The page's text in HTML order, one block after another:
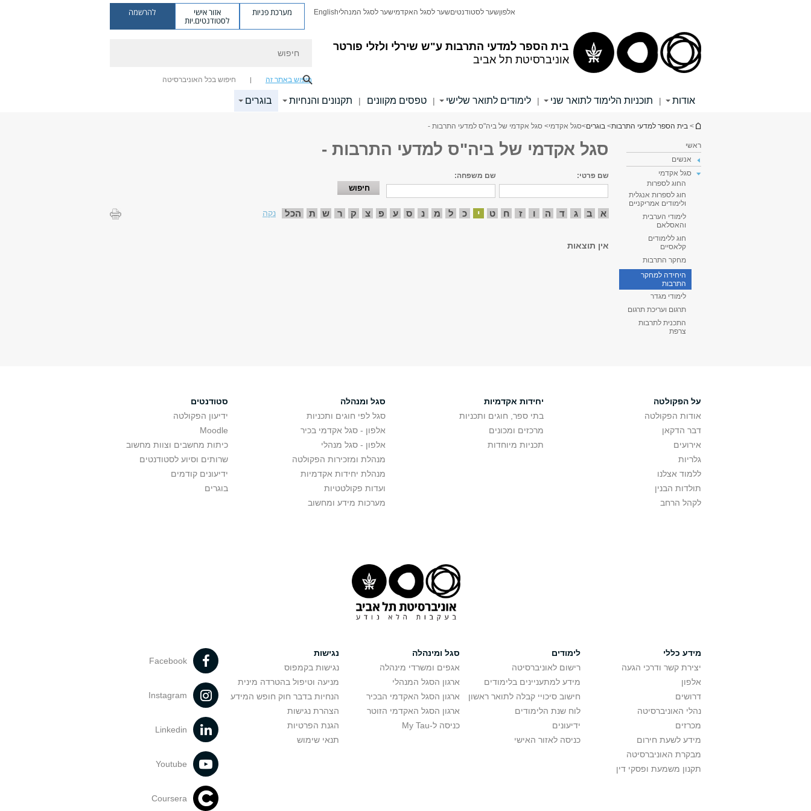
בית הספר למדעי התרבות ע"ש שירלי ולזלי פורטר
אוניברסיטת תל אביב
אלפוןשער לסטודנטיםשער לסגל האקדמישער לסגל המנהליEnglish מערכת פניות אזור אישי
לסטודנטים.יות
להרשמה
חיפוש באתר זה חיפוש בכל האוניברסיטה
אודות | תוכניות הלימוד לתואר שני | לימודים לתואר שלישי | טפסים מקוונים | תקנונים והנחיות בוגרים
הינך נמצא כאן
> בית הספר למדעי התרבות> בוגרים>סגל אקדמי> סגל אקדמי של ביה"ס למדעי התרבות -
ראשי
אנשים
סגל אקדמי
החוג לספרות
חוג לספרות אנגלית
ולימודים אמריקניים
לימודי הערבית
והאסלאם
חוג ללימודים
קלאסיים
מחקר התרבות
היחידה למחקר
התרבות
לימודי מגדר
תרגום ועריכת תרגום
התכנית לתרבות
צרפת
סגל אקדמי של ביה"ס למדעי התרבות -
שם פרטי: שם משפחה:
א ב ג ד ה ו ז ח ט י כ ל מ נ ס ע פ צ ק ר ש ת הכל נקה
אין תוצאות
על הפקולטה
אודות הפקולטה
דבר הדקאן
אירועים
גלריות
ללמוד אצלנו
תולדות הבנין
לקהל הרחב
יחידות אקדמיות
בתי ספר, חוגים ותכניות
מרכזים ומכונים
תכניות מיוחדות
סגל ומנהלה
סגל לפי חוגים ותכניות
אלפון - סגל אקדמי בכיר
אלפון - סגל מנהלי
מנהלת ומזכירות הפקולטה
מנהלת יחידות אקדמיות
ועדות פקולטטיות
מערכות מידע ומחשוב
סטודנטים
ידיעון הפקולטה
Moodle
כיתות מחשבים וצוות מחשוב
שרותים וסיוע לסטודנטים
ידיעונים קודמים
בוגרים
מידע כללי
יצירת קשר ודרכי הגעה
אלפון
דרושים
נהלי האוניברסיטה
מכרזים
מידע לשעת חירום
מבקרת האוניברסיטה
תקנון משמעת ופסקי דין
לימודים
רישום לאוניברסיטה
מידע למתעניינים בלימודים
חישוב סיכויי קבלה לתואר ראשון
לוח שנת הלימודים
ידיעונים
כניסה לאזור האישי
סגל ומינהלה
אגפים ומשרדי מינהלה
ארגון הסגל המנהלי
ארגון הסגל האקדמי הבכיר
ארגון הסגל האקדמי הזוטר
כניסה ל-My Tau
נגישות
נגישות בקמפוס
מניעה וטיפול בהטרדה מינית
הנחיות בדבר חוק חופש המידע
הצהרת נגישות
הגנת הפרטיות
תנאי שימוש
Facebook
Instagram
Linkedin
Youtube
Coursera